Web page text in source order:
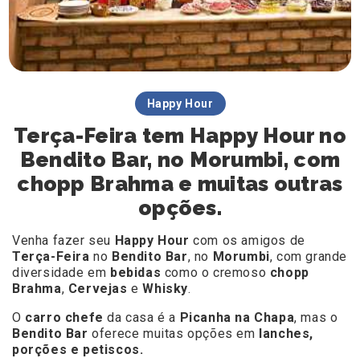
Happy Hour
Terça-Feira tem Happy Hour no
Bendito Bar, no Morumbi, com
chopp Brahma e muitas outras
opções.
Venha fazer seu Happy Hour com os amigos de
Terça-Feira no Bendito Bar, no Morumbi, com grande
diversidade em bebidas como o cremoso chopp
Brahma, Cervejas eWhisky.
O carro chefe da casa é a Picanha na Chapa, mas o
Bendito Bar oferece muitas opções em lanches,
porções e petiscos.